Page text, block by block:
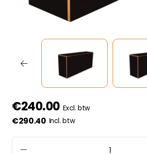
€240.00 Excl. btw
€290.40 Incl. btw